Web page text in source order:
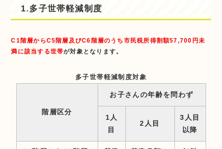
1.多子世帯軽減制度
C1階層からC5階層及びC6階層のうち市民税所得割額57,700円未
満に該当する世帯が対象となります。
多子世帯軽減制度対象
階層区分
お子さんの年齢を問わず
1人
目
2人目
3人目
以降